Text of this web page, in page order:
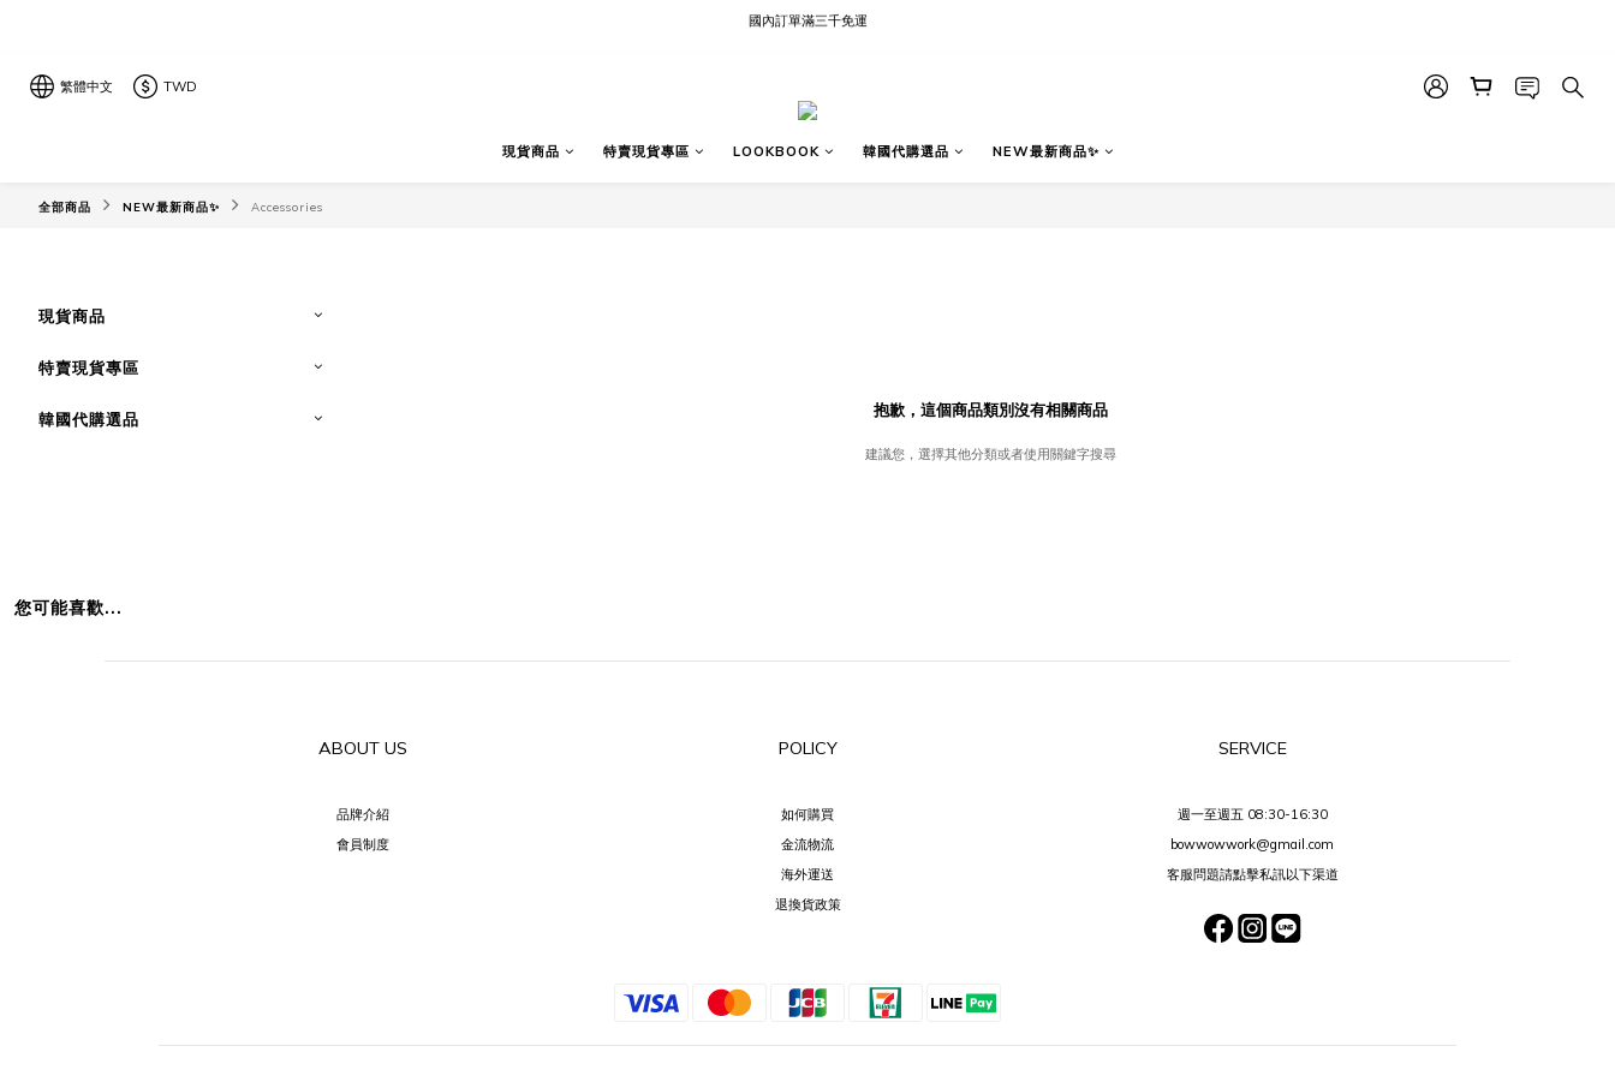
現貨快速出貨∣Ready to Ship
繁體中文
TWD
現貨商品 特賣現貨專區 LOOKBOOK 韓國代購選品 NEW最新商品✨
全部商品 NEW最新商品✨ Accessories
現貨商品
特賣現貨專區
韓國代購選品 抱歉，這個商品類別沒有相關商品
建議您，選擇其他分類或者使用關鍵字搜尋
您可能喜歡...
ABOUT US
品牌介紹
會員制度
POLICY
如何購買
金流物流
海外運送
退換貨政策
SERVICE
週一至週五 08:30-16:30
bowwowwork@gmail.com
客服問題請點擊私訊以下渠道